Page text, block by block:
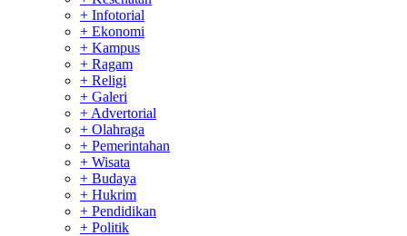
+ Infotorial
+ Ekonomi
+ Kampus
+ Ragam
+ Religi
+ Galeri
+ Advertorial
+ Olahraga
+ Pemerintahan
+ Wisata
+ Budaya
+ Hukrim
+ Pendidikan
+ Politik